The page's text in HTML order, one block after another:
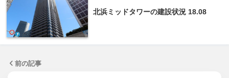
北浜ミッドタワーの建設状況 18.08
前の記事